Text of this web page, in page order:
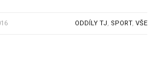
ODDÍLY TJ, SPORT, VŠE